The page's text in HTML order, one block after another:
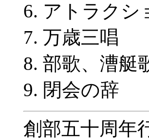
アトラク
万歳三唱
部歌、漕艇
閉会の辞
創部五十周年